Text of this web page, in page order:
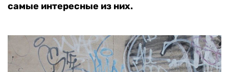
самые интересные из них.